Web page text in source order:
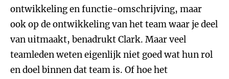
ontwikkeling en functie-omschrijving, maar
ook op de ontwikkeling van het team waar je deel
van uitmaakt, benadrukt Clark. Maar veel
teamleden weten eigenlijk niet goed wat hun rol
en doel binnen dat team is. Of hoe het